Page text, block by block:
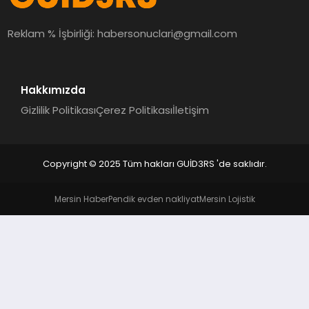
MAGAZIN
Reklam % İşbirliği:habersonuclari@gmail.com
Hakkımızda
Gizlilik PolitikasıÇerez Politikasıİletişim
Copyright © 2025 Tüm hakları GUİD3RS 'de saklıdır.
Mersin HaberPendik evden nakliyatMersin Lojistik